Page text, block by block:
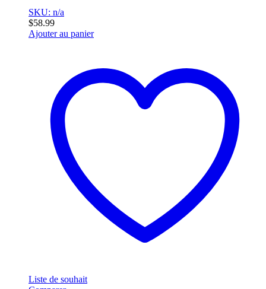
SKU: n/a
$58.99
Ajouter au panier
Liste de souhait